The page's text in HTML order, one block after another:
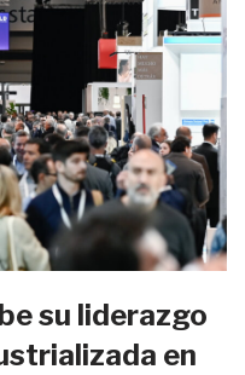
su liderazgo
en